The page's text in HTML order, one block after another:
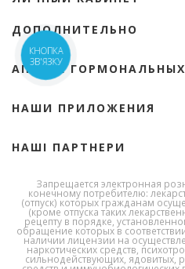
Сеть аптек на карте
Закладки
Программа лояльности
ДОПОЛНИТЕЛЬНО
Товары со скидкой
Акции
Лекарства по алфавиту
Полезная информация
АПТЕКА
Сертификаты
Политика
Условия использования сайта
О Компании
Политика возврата
Политика качества
НАШИ ПРИЛОЖЕНИЯ
НАШІ ПАРТНЕРИ
України з
лікарських
засобів та
контролю за
наркотиками
Запрещается электронная
конечному потребителю:
(отпуск) которых гражданам
(кроме отпуска таких
рецепту в порядке,
обращение которых в
наличии лицензии на
наркотических средств,
сильнодействующих, ядовитых,
КНОПКА
ЗВ'ЯЗКУ